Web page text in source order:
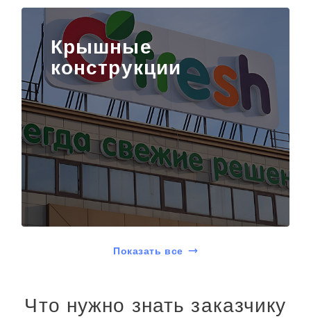
Крышные
конструкции
Показать все
Что нужно знать заказчику